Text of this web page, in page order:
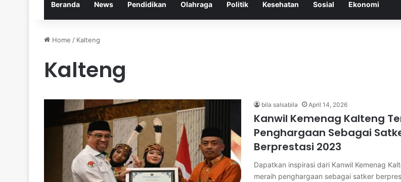
Beranda News Pendidikan Olahraga Politik Kesehatan Sosial Ekonomi
Home / Kalteng
Kalteng
bila salsabila April 14, 2026
Kanwil Kemenag Kalteng
Penghargaan Sebagai
Berprestasi 2023
Dapatkan inspirasi dari Kanwil Kemenag
meraih penghargaan sebagai satker